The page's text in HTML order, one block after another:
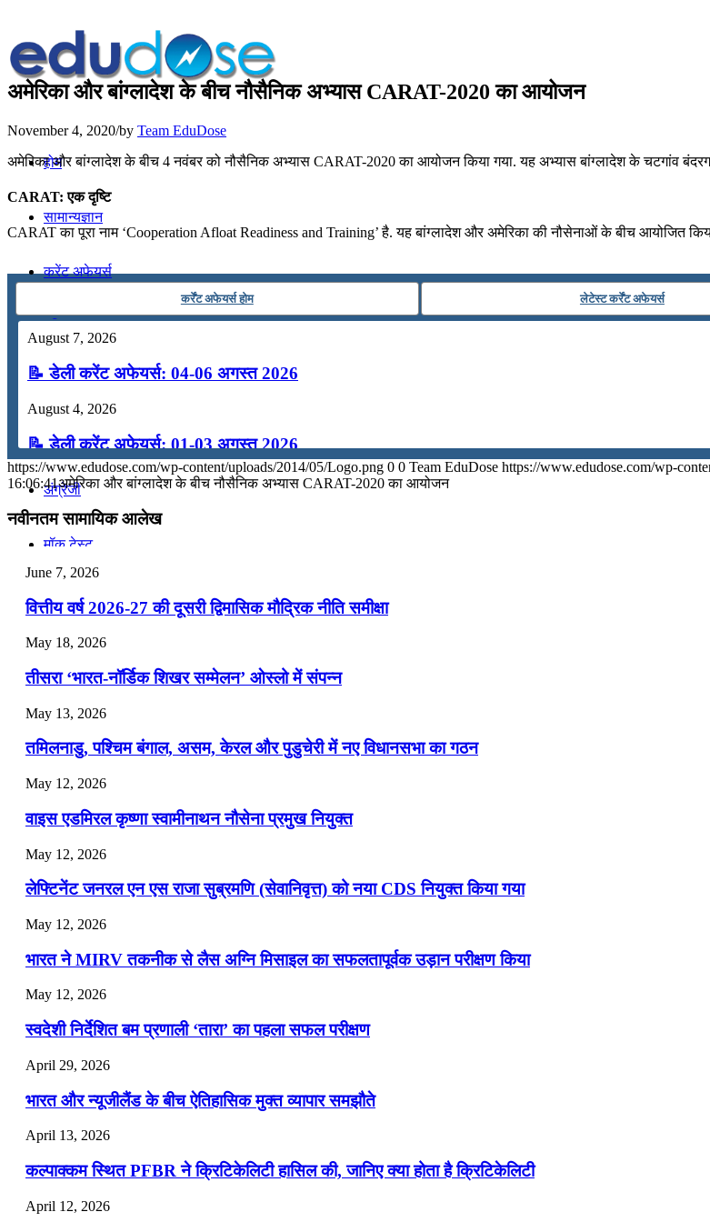
होम
सामान्यज्ञान
करेंट अफेयर्स
गणित
तर्कशक्ति
कंप्यूटर
अंग्रेजी
मॉक टेस्ट
टुडेज जीके
Menu
अमेरिका और बांग्लादेश के बीच नौसैनिक अभ्यास CARAT-2020 का आयोजन
November 4, 2020/by Team EduDose
अमेरिका और बांग्लादेश के बीच 4 नवंबर को नौसैनिक अभ्यास CARAT-2020 का आयोजन किया गया. यह अभ्यास बांग्लादेश के चटगांव
CARAT: एक दृष्टि
CARAT का पूरा नाम ‘Cooperation Afloat Readiness and Training’ है. यह बांग्लादेश और अमेरिका की नौसेनाओं के बीच आयोजित
कर्रेंट अफेयर्स होम लेटेस्ट कर्रेंट अफेयर्स
August 7, 2026
📝 डेली करेंट अफेयर्स: 04-06 अगस्त 2026
August 4, 2026
📝 डेली करेंट अफेयर्स: 01-03 अगस्त 2026
July 31, 2026
📝 डेली करेंट अफेयर्स: 28-31 जुलाई 2026
July 28, 2026
📝 डेली करेंट अफेयर्स: 25-27 जुलाई 2026
July 25, 2026
📝 डेली करेंट अफेयर्स: 22-24 जुलाई 2026
July 22, 2026
📝 डेली करेंट अफेयर्स: 19-21 जुलाई 2026
July 19, 2026
📝 डेली करेंट अफेयर्स: 16-18 जुलाई 2026
https://www.edudose.com/wp-content/uploads/2014/05/Logo.png 0 0 Team EduDose https://www.edudose.com/wp-
16:06:41अमेरिका और बांग्लादेश के बीच नौसैनिक अभ्यास CARAT-2020 का आयोजन
नवीनतम सामायिक आलेख
June 7, 2026
वित्तीय वर्ष 2026-27 की दूसरी द्विमासिक मौद्रिक नीति समीक्षा
May 18, 2026
तीसरा ‘भारत-नॉर्डिक शिखर सम्मेलन’ ओस्लो में संपन्न
May 13, 2026
तमिलनाडु, पश्चिम बंगाल, असम, केरल और पुडुचेरी में नए विधानसभा का गठन
May 12, 2026
वाइस एडमिरल कृष्णा स्वामीनाथन नौसेना प्रमुख नियुक्त
May 12, 2026
लेफ्टिनेंट जनरल एन एस राजा सुब्रमणि (सेवानिवृत्त) को नया CDS नियुक्त किया गया
May 12, 2026
भारत ने MIRV तकनीक से लैस अग्नि मिसाइल का सफलतापूर्वक उड़ान परीक्षण किया
May 12, 2026
स्वदेशी निर्देशित बम प्रणाली ‘तारा’ का पहला सफल परीक्षण
April 29, 2026
भारत और न्यूजीलैंड के बीच ऐतिहासिक मुक्त व्यापार समझौते
April 13, 2026
कल्पाक्कम स्थित PFBR ने क्रिटिकेलिटी हासिल की, जानिए क्या होता है क्रिटिकेलिटी
April 12, 2026